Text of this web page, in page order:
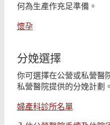
何為生產作充足準備。
懷孕
分娩選擇
你可選擇在公營或私營醫
私營醫院提供的分娩計劃。
婦產科診所名單